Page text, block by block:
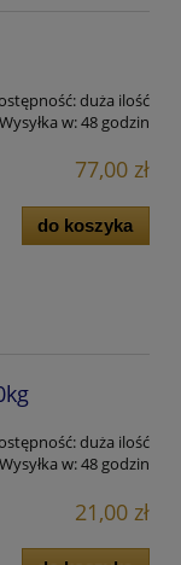
duża ilość
Wysyłka w:48 godzin
77,00 zł
do koszyka
duża ilość
Wysyłka w:48 godzin
21,00 zł